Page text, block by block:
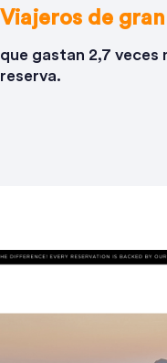
Viajeros de
que gastan 2,7 veces
reserva.